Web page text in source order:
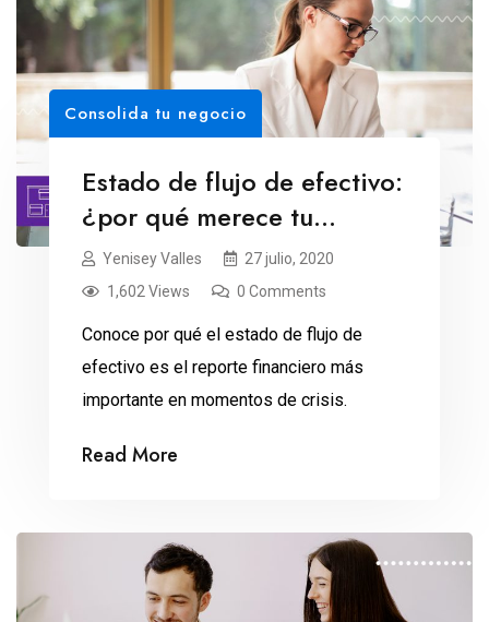
Consolida tu negocio
Estado de flujo de efectivo:
¿por qué merece tu
atención?
Yenisey Valles
27 julio, 2020
1,602 Views
0 Comments
Conoce por qué el estado de flujo de
efectivo es el reporte financiero más
importante en momentos de crisis.
Read More